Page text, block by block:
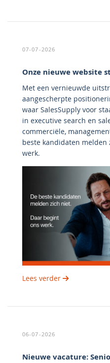
07-07-2026
Onze nieuwe website
Met een vernieuwde
aangescherpte
waar SalesSupply voor
in executive search en
commerciële,
beste kandidaten
werk.
Lees verder
06-07-2026
Nieuwe vacature: